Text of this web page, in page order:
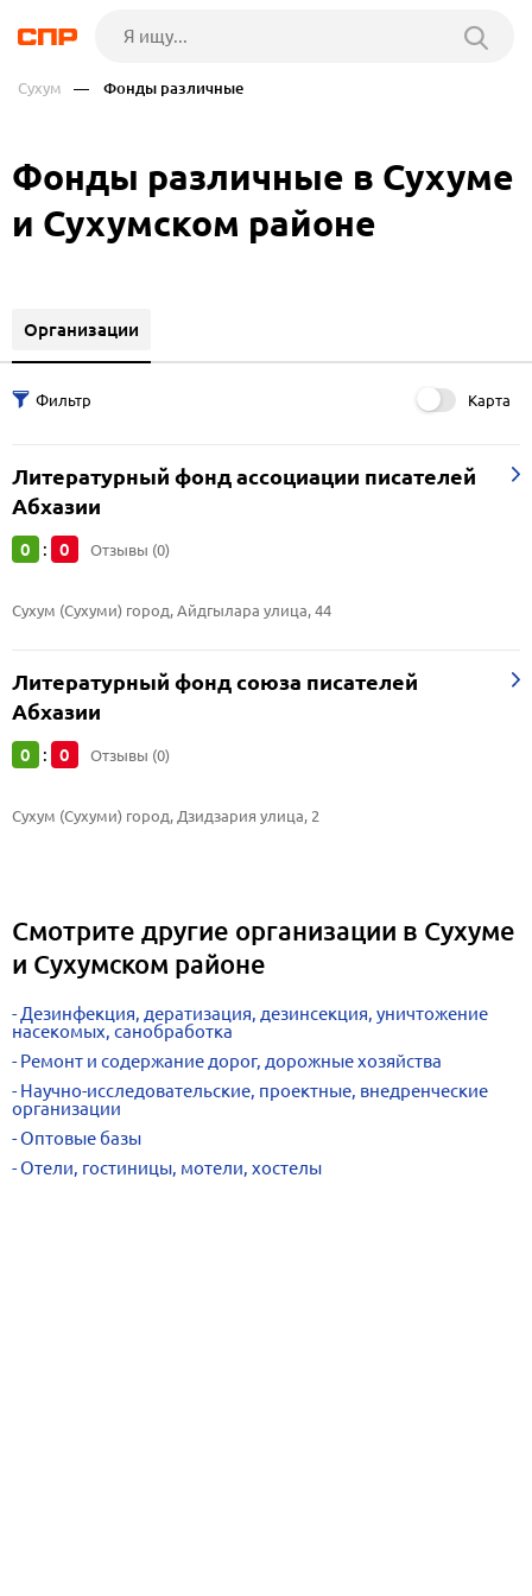
Сухум — Фонды различные
Фонды различные в Сухуме
и Сухумском районе
Организации
Карта
Литературный фонд ассоциации писателей
Абхазии
0 : 0 Отзывы (0)
Сухум (Сухуми) город, Айдгылара улица, 44
Литературный фонд союза писателей
Абхазии
0 : 0 Отзывы (0)
Сухум (Сухуми) город, Дзидзария улица, 2
Смотрите другие организации в Сухуме
и Сухумском районе
Дезинфекция, дератизация, дезинсекция, уничтожение
насекомых, санобработка
Ремонт и содержание дорог, дорожные хозяйства
Научно-исследовательские, проектные, внедренческие
организации
Оптовые базы
Отели, гостиницы, мотели, хостелы